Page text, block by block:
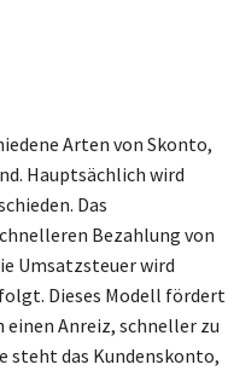
Arten von Skonto,
Hauptsächlich wird
Das
Bezahlung von
Umsatzsteuer wird
Dieses Modell fördert
Anreiz, schneller zu
steht das Kundenskonto,